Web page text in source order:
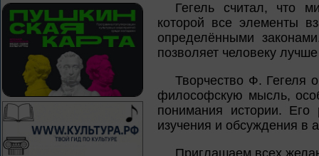
Гегель считал, что
которой все элементы
определёнными
позволяет человеку
Творчество Ф. Гегеля
философскую мысль,
понимания истории.
изучения и обсуждения в
Приглашаем всех